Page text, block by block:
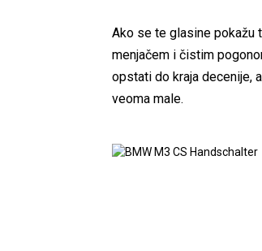
Ako se te glasine pokažu
menjačem i čistim
opstati do kraja decenije,
veoma male.